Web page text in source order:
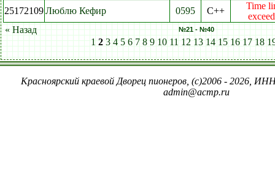
25172109Люблю Кефир 0595 C++
Time
« Назад
№21 - №40
1 2 3 4 5 6 7 8 9 10 11 12 13 14 15 16 17 18
Красноярский краевой Дворец пионеров, (c)2006 - 2026,
admin@acmp.ru